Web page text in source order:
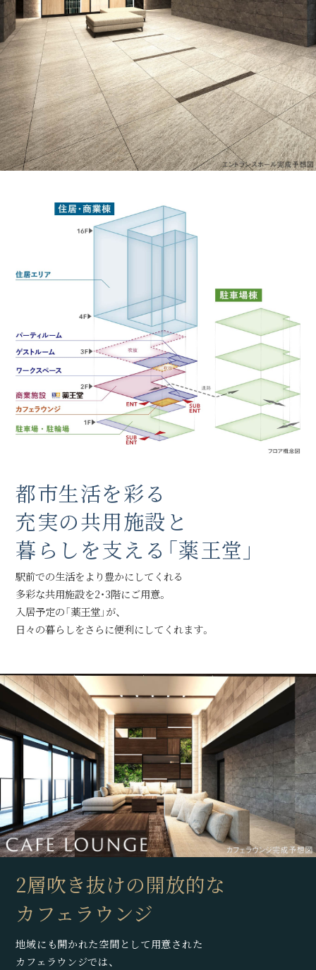
都市生活を彩る
充実の共用施設と
暮らしを支える「薬王堂」
駅前での生活をより豊かにしてくれる
多彩な共用施設を2・3階にご用意。
入居予定の「薬王堂」が、
日々の暮らしをさらに便利にしてくれます。
2層吹き抜けの開放的な
カフェラウンジ
地域にも開かれた空間として用意された
カフェラウンジでは、